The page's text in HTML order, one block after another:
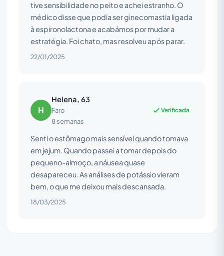
tive sensibilidade no peito e achei estranho. O
médico disse que podia ser ginecomastia ligada
à espironolactona e acabámos por mudar a
estratégia. Foi chato, mas resolveu após parar.
22/01/2025
H
Helena, 63
Faro
8 semanas
Verificada
Senti o estômago mais sensível quando tomava
em jejum. Quando passei a tomar depois do
pequeno-almoço, a náusea quase
desapareceu. As análises de potássio vieram
bem, o que me deixou mais descansada.
18/03/2025